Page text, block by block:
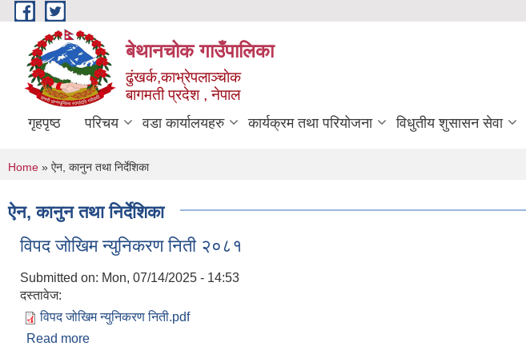
Skip to main content
बेथानचोक गाउँपालिका
ढुंखर्क,काभ्रेपलाञ्चाेक
बागमती प्रदेश , नेपाल
गृहपृष्ठ परिचय वडा कार्यालयहरु कार्यक्रम तथा परियोजना विधुतीय शुसासन सेवा
You are here
Home » ऐन, कानुन तथा निर्देशिका
ऐन, कानुन तथा निर्देशिका
विपद जोखिम न्युनिकरण निती २०८१
Submitted on: Mon, 07/14/2025 - 14:53
दस्तावेज:
विपद जोखिम न्युनिकरण निती.pdf
Read more